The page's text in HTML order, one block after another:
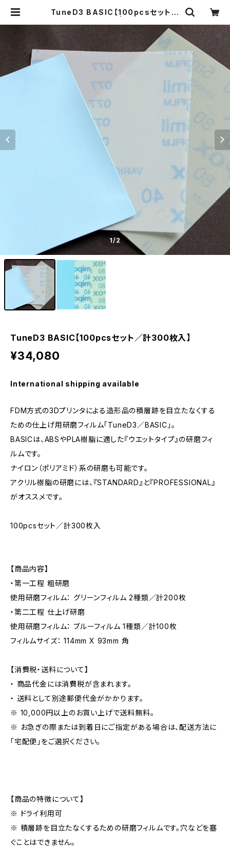
TuneD3 BASIC【100pcsセット／
1/2
TuneD3 BASIC【100pcsセット／計300枚入】
¥34,080
International shipping available
FDM方式の3Dプリンタによる造形品の積層跡を目立たなくする
ための仕上げ用研磨フィルム「TuneD3／BASIC」。
BASICは、ABSやPLA樹脂に適した『ウエットタイプ』の研磨フィ
ルムです。
ナイロン（ポリアミド）系の研磨も可能です。
アクリル樹脂の研磨には、『STANDARD』と『PROFESSIONAL』
がオススメです。
100pcsセット／計300枚入
【商品内容】
・第一工程 粗研磨
使用研磨フィルム： グリーンフィルム 2種類／計200枚
・第二工程 仕上げ研磨
使用研磨フィルム： ブルーフィルム 1種類／計100枚
フィルムサイズ： 114mm X 93mm 角
【消費税・送料について】
・ 商品代金には消費税が含まれます。
・ 送料として別途郵便代金がかかります。
※ 10,000円以上のお買い上げで送料無料。
※ お急ぎの際または到着日にご指定がある場合は、配送方法に
「宅配便」をご選択ください。
【商品の特徴について】
※ ドライ利用可
※ 積層跡を目立たなくするための研磨フィルムです。穴などを塞
ぐことはできません。